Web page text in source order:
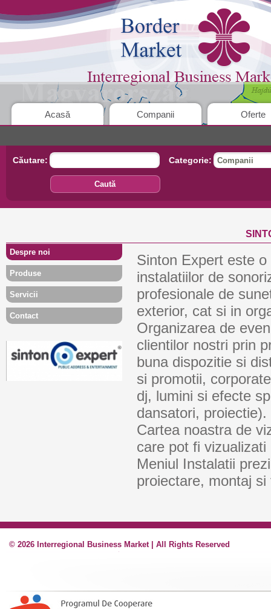
Acasă Companii Oferte
Căutare: Categorie: Companii
Caută
Despre noi
Produse
Servicii
Contact
Sinton Expert este
instalatiilor de
profesionale de
exterior, cat si in
Organizarea de
clientilor nostri prin
buna dispozitie si
si promotii,
dj, lumini si efecte
dansatori, proiectie).
Cartea noastra de
care pot fi
Meniul Instalatii
proiectare, montaj
© 2026 Interregional Business Market | All Rights Reserved